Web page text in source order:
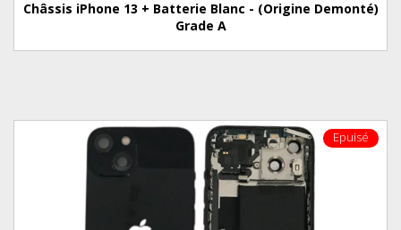
Châssis iPhone 13 + Batterie Blanc - (Origine Demonté)
Grade A
Epuisé